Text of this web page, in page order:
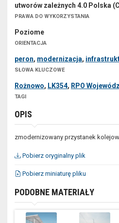
utworów zależnych 4.0 Polska
PRAWA DO WYKORZYSTANIA
Poziome
ORIENTACJA
peron, modernizacja,
SŁOWA KLUCZOWE
Rożnowo, LK354, RPO
TAGI
OPIS
zmodernizowany przystanek
Pobierz oryginalny plik
Pobierz miniaturę pliku
PODOBNE MATERIAŁY